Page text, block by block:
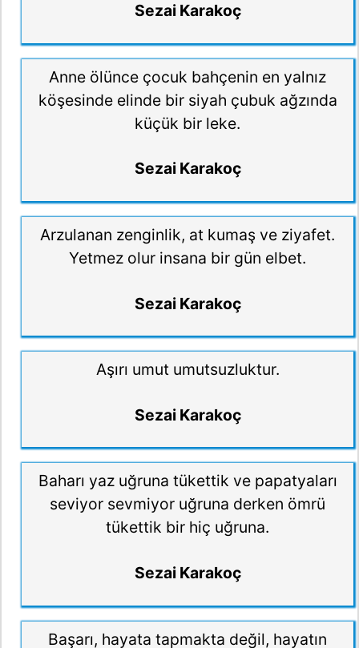
Sezai Karakoç
Anne ölünce çocuk bahçenin en yalnız
köşesinde elinde bir siyah çubuk ağzında
küçük bir leke.
Sezai Karakoç
Arzulanan zenginlik, at kumaş ve ziyafet.
Yetmez olur insana bir gün elbet.
Sezai Karakoç
Aşırı umut umutsuzluktur.
Sezai Karakoç
Baharı yaz uğruna tükettik ve papatyaları
seviyor sevmiyor uğruna derken ömrü
tükettik bir hiç uğruna.
Sezai Karakoç
Başarı, hayata tapmakta değil, hayatın